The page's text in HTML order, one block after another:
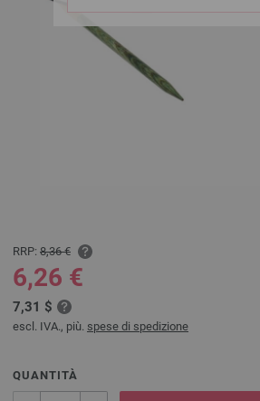
RRP: 8,36 €
6,26 €
7,31 $
escl. IVA., più. spese di spedizione
QUANTITÀ